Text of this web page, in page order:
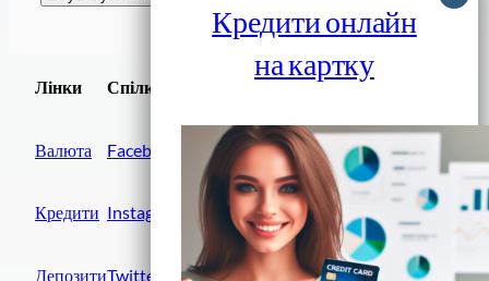
Лінки
Валюта
Кредити
Депозити
Спілки
Facebook
Instagram
Twitter
Завантажити
Кредити онлайн
на картку